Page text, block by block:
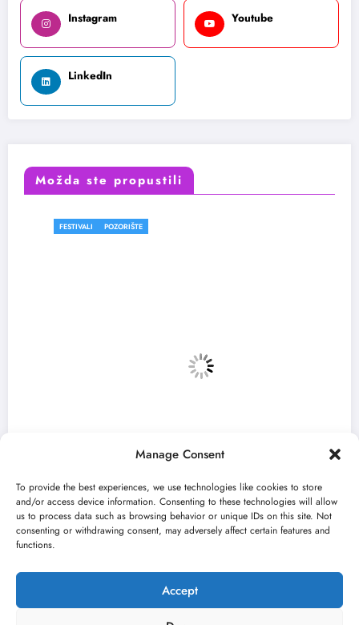
Manage Consent
To provide the best experiences, we use technologies like cookies to store
and/or access device information. Consenting to these technologies will allow
us to process data such as browsing behavior or unique IDs on this site. Not
consenting or withdrawing consent, may adversely affect certain features and
functions.
Accept
Instagram Youtube
LinkedIn
Možda ste propustili
FESTIVALI POZORIŠTE
„Predmet Medeja“ otvara 59. Bitef u
Kulturni kišobran